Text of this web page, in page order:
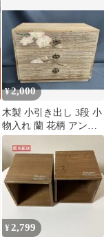
¥2,000
木製 小引き出し 3段 小
物入れ 蘭 花柄 アンテ
ィーク調 収納 昭和レト
ロ
¥2,799